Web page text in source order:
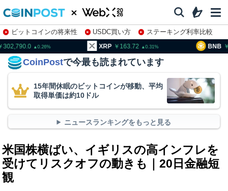
ビットコインの将来性 USDC買い方
ステーキング利率比較
株特集・関連銘柄
0.26 XRP 163.72 0.31 BNB
CoinPostで今最も読まれています
15年間休眠のビットコインが移動、平均
取得単価は約10ドル
ニュースランキングをもっと見る
米国株横ばい、イギリスの高インフレを
受けてリスクオフの動きも｜20日金融短
観